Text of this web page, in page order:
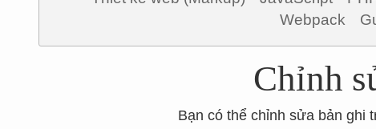
Webpack
Chỉnh
Bạn có thể chỉnh sửa bản ghi